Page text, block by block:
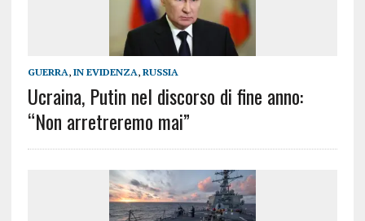
GUERRA, IN EVIDENZA, RUSSIA
Ucraina, Putin nel discorso di fine anno:
“Non arretreremo mai”